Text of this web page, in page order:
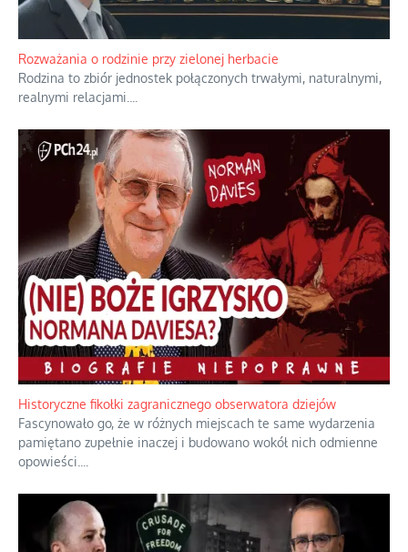
Rozważania o rodzinie przy zielonej herbacie
Rodzina to zbiór jednostek połączonych trwałymi, naturalnymi,
realnymi relacjami.
Historyczne fikołki zagranicznego obserwatora dziejów
Fascynowało go, że w różnych miejscach te same wydarzenia
pamiętano zupełnie inaczej i budowano wokół nich odmienne
opowieści.